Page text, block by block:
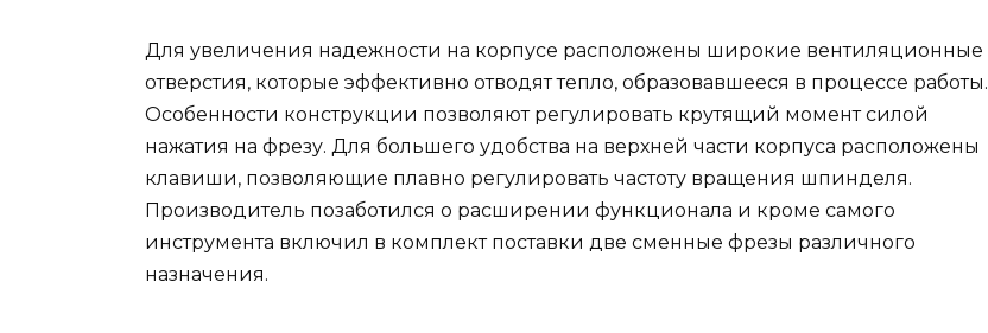
Для увеличения надежности на корпусе расположены широкие вентиляционные
отверстия, которые эффективно отводят тепло, образовавшееся в процессе работы.
Особенности конструкции позволяют регулировать крутящий момент силой
нажатия на фрезу. Для большего удобства на верхней части корпуса расположены
клавиши, позволяющие плавно регулировать частоту вращения шпинделя.
Производитель позаботился о расширении функционала и кроме самого
инструмента включил в комплект поставки две сменные фрезы различного
назначения.